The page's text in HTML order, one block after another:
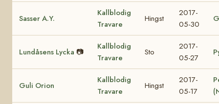
Sasser A.Y.
Kallblodig
Travare
Hingst
2017-
05-30
Lundåsens Lycka 📷
Kallblodig
Travare
Sto
2017-
05-27
Guli Orion
Kallblodig
Travare
Hingst
2017-
05-17